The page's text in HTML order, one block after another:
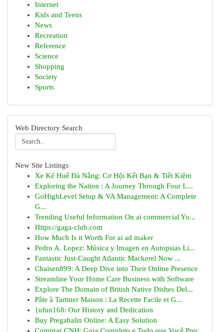
Internet
Kids and Teens
News
Recreation
Reference
Science
Shopping
Society
Sports
Web Directory Search
New Site Listings
Xe Ké Huế Đà Nẵng: Cơ Hội Kết Bạn & Tiết Kiệm
Exploring the Nation : A Journey Through Four L...
GoHighLevel Setup & VA Management: A Complete
G...
Trending Useful Information On ai commercial Yo...
Https://gaga-club.com
How Much Is it Worth For ai ad maker
Pedro A. Lopez: Música y Imagen en Autopsias Li...
Fantastic Just-Caught Atlantic Mackerel Now ...
Chaisen899: A Deep Dive into Their Online Presence
Streamline Your Home Care Business with Software
Explore The Domain of British Native Dishes Del...
Pâte à Tartiner Maison : La Recette Facile et G...
{ufun168: Our History and Dedication
Buy Pregabalin Online: A Easy Solution